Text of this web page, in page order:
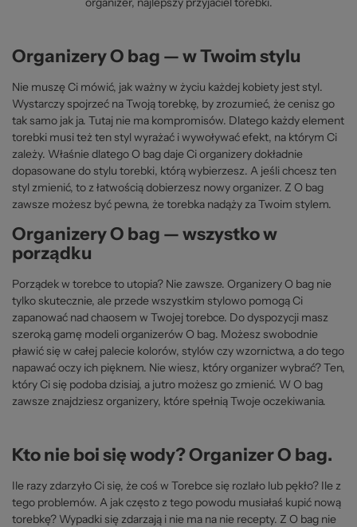
Organizery O bag — w Twoim stylu
Nie muszę Ci mówić, jak ważny w życiu każdej kobiety jest styl.
Wystarczy spojrzeć na Twoją torebkę, by zrozumieć, że cenisz go
tak samo jak ja. Tutaj nie ma kompromisów. Dlatego każdy element
torebki musi też ten styl wyrażać i wywoływać efekt, na którym Ci
zależy. Właśnie dlatego O bag daje Ci organizery dokładnie
dopasowane do stylu torebki, którą wybierzesz. A jeśli chcesz ten
styl zmienić, to z łatwością dobierzesz nowy organizer. Z O bag
zawsze możesz być pewna, że torebka nadąży za Twoim stylem.
Organizery O bag — wszystko w
porządku
Porządek w torebce to utopia? Nie zawsze. Organizery O bag nie
tylko skutecznie, ale przede wszystkim stylowo pomogą Ci
zapanować nad chaosem w Twojej torebce. Do dyspozycji masz
szeroką gamę modeli organizerów O bag. Możesz swobodnie
pławić się w całej palecie kolorów, stylów czy wzornictwa, a do tego
napawać oczy ich pięknem. Nie wiesz, który organizer wybrać? Ten,
który Ci się podoba dzisiaj, a jutro możesz go zmienić. W O bag
zawsze znajdziesz organizery, które spełnią Twoje oczekiwania.
Kto nie boi się wody? Organizer O bag.
Ile razy zdarzyło Ci się, że coś w Torebce się rozlało lub pękło? Ile z
tego problemów. A jak często z tego powodu musiałaś kupić nową
torebkę? Wypadki się zdarzają i nie ma na nie recepty. Z O bag nie